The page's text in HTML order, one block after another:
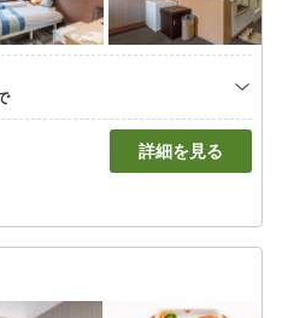
詳細を見る